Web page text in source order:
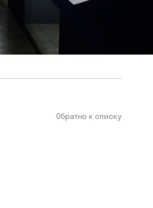
Обратно к списку